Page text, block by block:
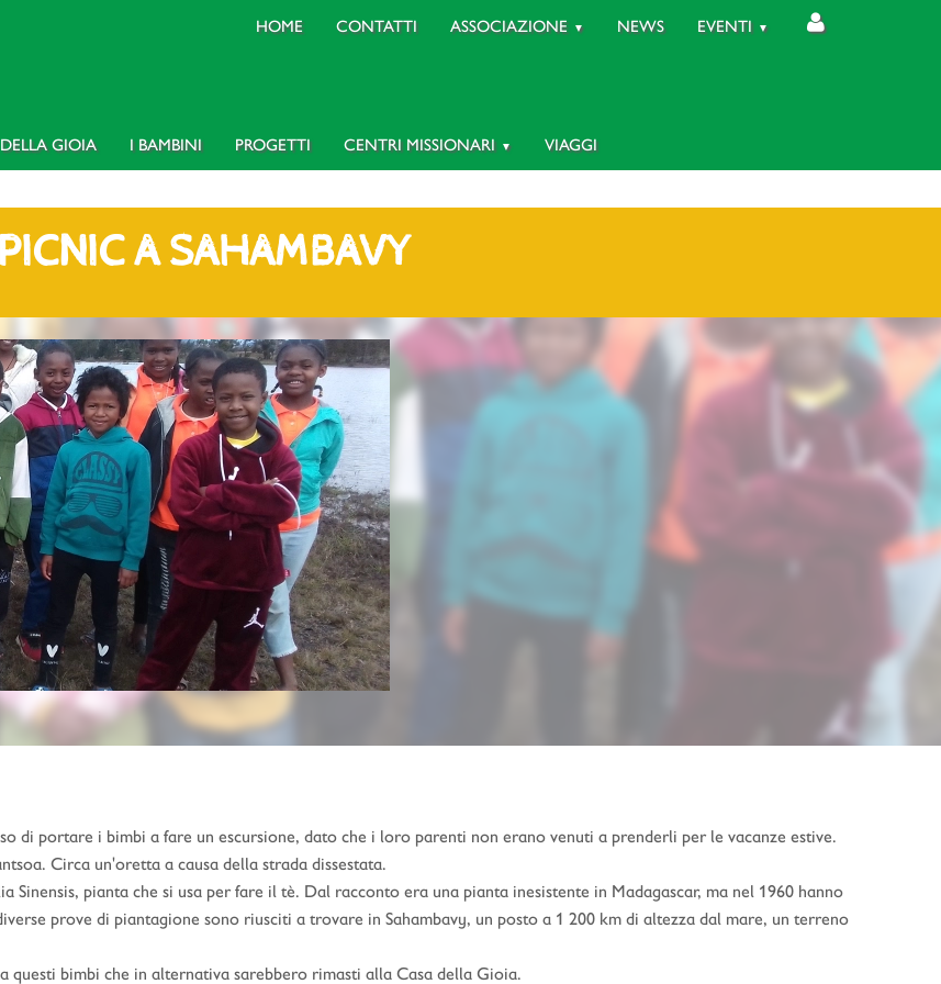
HOME CONTATTI ASSOCIAZIONE NEWS EVENTI
GIOIA I BAMBINI PROGETTI CENTRI MISSIONARI VIAGGI
A SAHAMBAVY
di portare i bimbi a fare un escursione, dato che i loro parenti non erano venuti a prenderli per le vacanze estive.
Circa un'oretta a causa della strada dissestata.
Sinensis, pianta che si usa per fare il tè. Dal racconto era una pianta inesistente in Madagascar, ma nel 1960 hanno
prove di piantagione sono riusciti a trovare in Sahambavy, un posto a 1 200 km di altezza dal mare, un terreno
bimbi che in alternativa sarebbero rimasti alla Casa della Gioia.